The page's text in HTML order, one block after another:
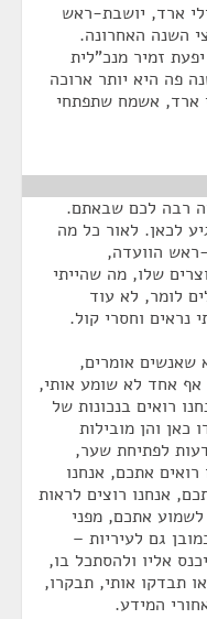
ארד, יושבת-ראש
השנה האחרונה.
זמיר מנכ"לית
פה היא יותר ארוכה
ארד, אשמח שתפתחי
רבה לכם שבאתם.
לכאן. לאור כל מה
הוועדה,
שלו, מה שהייתי
לומר, לא עוד
נראים וחסרי קול.
שאנשים אומרים,
אחד לא שומע אותי,
רואים בנכונות של
כאן והן מובילות
לפתיחת שער,
אתכם, אנחנו
אנחנו רוצים לראות
לשמוע אתכם, מפני
גם לעיריות –
אליו ולהסתכל בו,
תבדקו אותי, תבקרו,
המידע.